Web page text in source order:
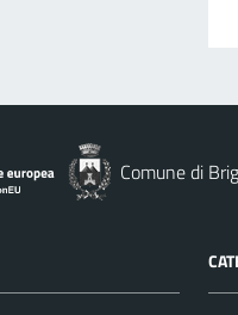
Comune di